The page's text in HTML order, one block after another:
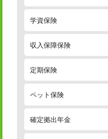
学資保険
収入保障保険
定期保険
ペット保険
確定拠出年金